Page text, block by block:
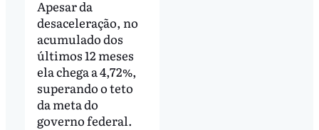
Apesar da
desaceleração, no
acumulado dos
últimos 12 meses
ela chega a 4,72%,
superando o teto
da meta do
governo federal.